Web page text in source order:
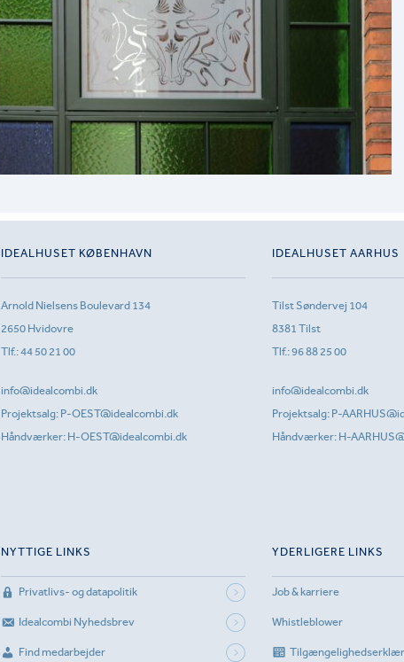
IDEALHUSET KØBENHAVN
Arnold Nielsens Boulevard 134
2650 Hvidovre
Tlf.:44 50 21 00
info@idealcombi.dk
Projektsalg: P-OEST@idealcombi.dk
Håndværker: H-OEST@idealcombi.dk
IDEALHUSET AARHUS
Tilst Søndervej 104
8381 Tilst
Tlf.:96 88 25 00
info@idealcombi.dk
Projektsalg: P-
Håndværker: H-
NYTTIGE LINKS
Privatlivs- og datapolitik
Idealcombi Nyhedsbrev
Find medarbejder
YDERLIGERE LINKS
Job & karriere
Whistleblower